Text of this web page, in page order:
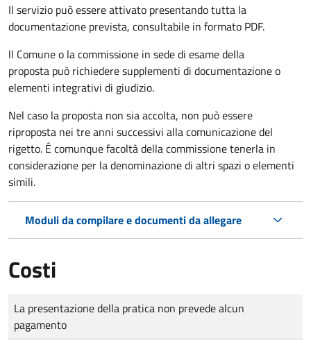
Il servizio può essere attivato presentando tutta la
documentazione prevista, consultabile in formato PDF.
ll Comune o la commissione in sede di esame della
proposta può richiedere supplementi di documentazione o
elementi integrativi di giudizio.
Nel caso la proposta non sia accolta, non può essere
riproposta nei tre anni successivi alla comunicazione del
rigetto. É comunque facoltà della commissione tenerla in
considerazione per la denominazione di altri spazi o elementi
simili.
Moduli da compilare e documenti da allegare
Costi
Tipo di pagamento
Importo
La presentazione della pratica non prevede alcun
pagamento